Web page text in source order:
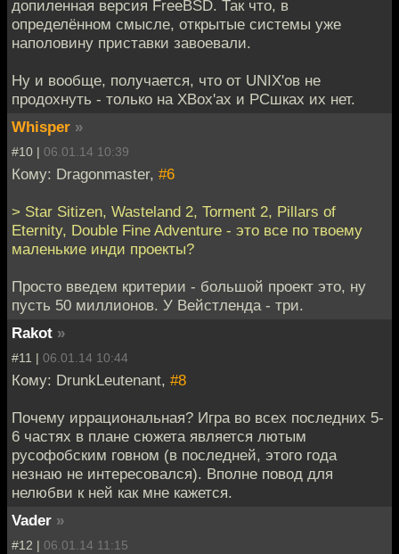
допиленная версия FreeBSD. Так что, в
определённом смысле, открытые системы уже
наполовину приставки завоевали.
Ну и вообще, получается, что от UNIX'ов не
продохнуть - только на XBox'ах и PCшках их нет.
Whisper »
#10 | 06.01.14 10:39
Кому: Dragonmaster, #6
> Star Sitizen, Wasteland 2, Torment 2, Pillars of
Eternity, Double Fine Adventure - это все по твоему
маленькие инди проекты?
Просто введем критерии - большой проект это, ну
пусть 50 миллионов. У Вейстленда - три.
Rakot »
#11 | 06.01.14 10:44
Кому: DrunkLeutenant, #8
Почему иррациональная? Игра во всех последних 5-
6 частях в плане сюжета является лютым
русофобским говном (в последней, этого года
незнаю не интересовался). Вполне повод для
нелюбви к ней как мне кажется.
Vader »
#12 | 06.01.14 11:15